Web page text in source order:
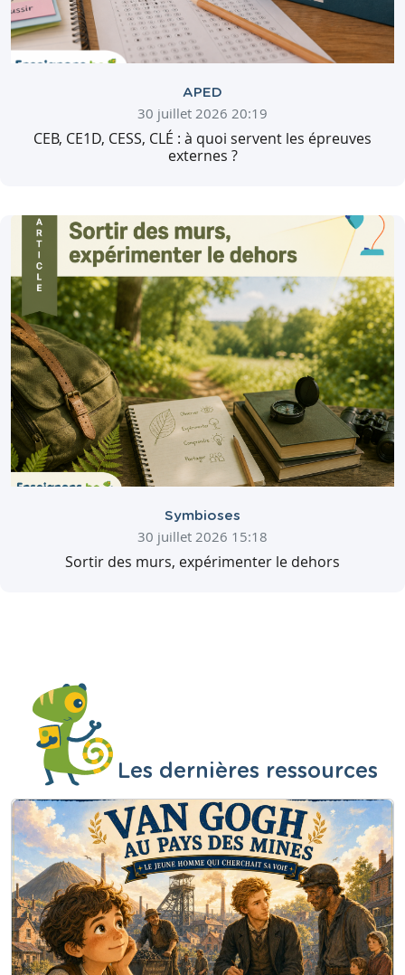
APED
30 juillet 2026 20:19
CEB, CE1D, CESS, CLÉ : à quoi servent les épreuves
externes ?
Symbioses
30 juillet 2026 15:18
Sortir des murs, expérimenter le dehors
Les dernières ressources